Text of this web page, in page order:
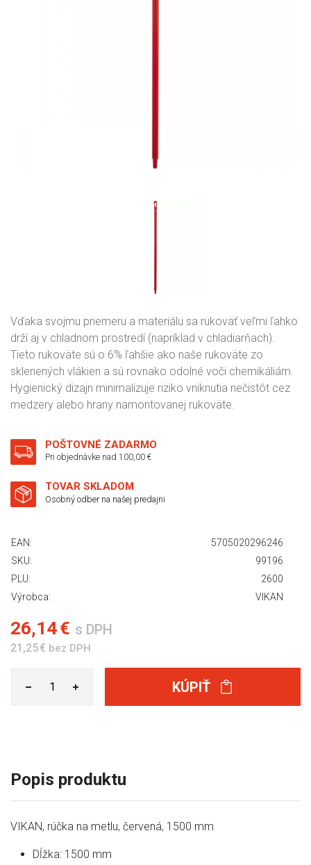
Vďaka svojmu priemeru a materiálu sa rukoväť veľmi ľahko
drží aj v chladnom prostredí (napríklad v chladiarňach).
Tieto rukoväte sú o 6% ľahšie ako naše rukoväte zo
sklenených vlákien a sú rovnako odolné voči chemikáliám.
Hygienický dizajn minimalizuje riziko vniknutia nečistôt cez
medzery alebo hrany namontovanej rukoväte.
POŠTOVNÉ ZADARMO
Pri objednávke nad 100,00 €
TOVAR SKLADOM
Osobný odber na našej predajni
EAN:
5705020296246
SKU:
99196
PLU:
2600
Výrobca:
VIKAN
26,14 € s DPH
21,25 € bez DPH
KÚPIŤ
Popis produktu
VIKAN, rúčka na metlu, červená, 1500 mm
Dĺžka: 1500 mm